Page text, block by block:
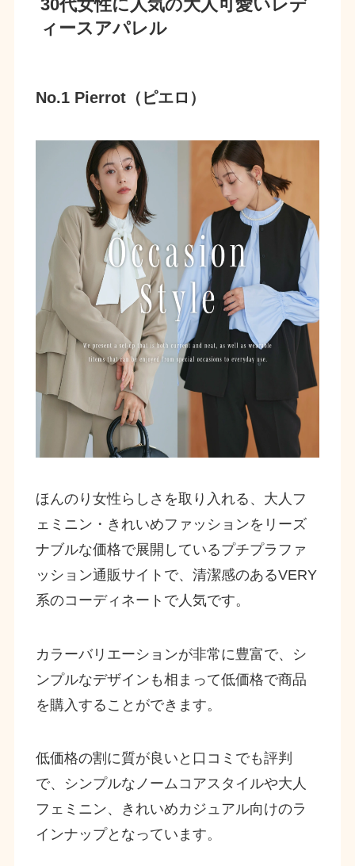
30代女性に人気の大人可愛いレデ
ィースアパレル
No.1 Pierrot（ピエロ）
ほんのり女性らしさを取り入れる、大人フ
ェミニン・きれいめファッションをリーズ
ナブルな価格で展開しているプチプラファ
ッション通販サイトで、清潔感のあるVERY
系のコーディネートで人気です。
カラーバリエーションが非常に豊富で、シ
ンプルなデザインも相まって低価格で商品
を購入することができます。
低価格の割に質が良いと口コミでも評判
で、シンプルなノームコアスタイルや大人
フェミニン、きれいめカジュアル向けのラ
インナップとなっています。